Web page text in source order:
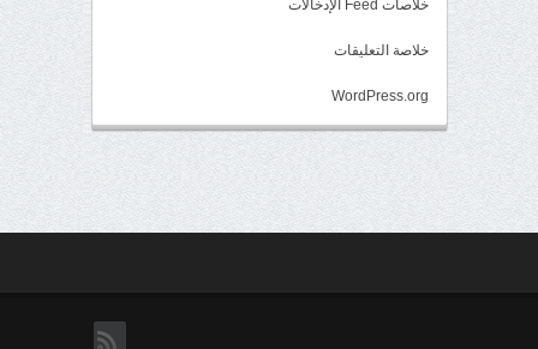
خلاصات Feed الإدخالات
خلاصة التعليقات
WordPress.org